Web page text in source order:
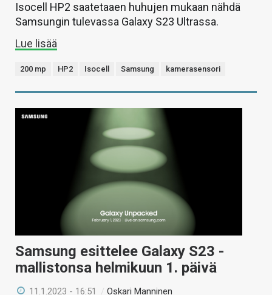
Isocell HP2 saatetaaen huhujen mukaan nähdä
Samsungin tulevassa Galaxy S23 Ultrassa.
Lue lisää
200 mp HP2 Isocell Samsung kamerasensori
Samsung esittelee Galaxy S23 -
mallistonsa helmikuun 1. päivä
11.1.2023 - 16:51 /Oskari Manninen